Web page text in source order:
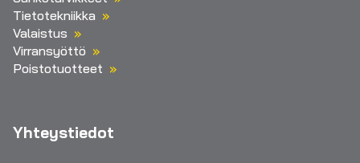
Tietotekniikka
Valaistus
Virransyöttö
Poistotuotteet
Yhteystiedot